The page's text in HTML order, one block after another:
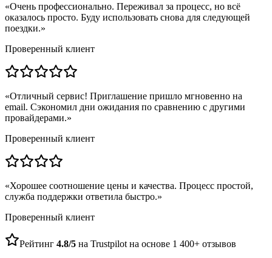
«Очень профессионально. Переживал за процесс, но всё
оказалось просто. Буду использовать снова для следующей
поездки.»
Проверенный клиент
«Отличный сервис! Приглашение пришло мгновенно на
email. Сэкономил дни ожидания по сравнению с другими
провайдерами.»
Проверенный клиент
«Хорошее соотношение цены и качества. Процесс простой,
служба поддержки ответила быстро.»
Проверенный клиент
Рейтинг 4.8/5 на Trustpilot на основе 1 400+ отзывов